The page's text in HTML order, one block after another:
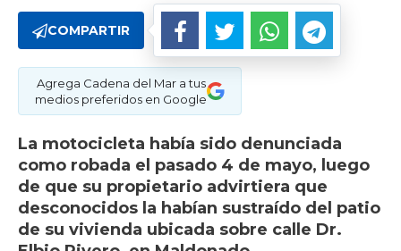
COMPARTIR
Agrega Cadena del Mar a tus
medios preferidos en Google
La motocicleta había sido denunciada
como robada el pasado 4 de mayo, luego
de que su propietario advirtiera que
desconocidos la habían sustraído del patio
de su vivienda ubicada sobre calle Dr.